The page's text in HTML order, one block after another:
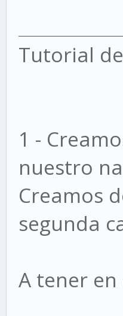
Tutorial
1 -
nuestro
Creamos
segunda
A tener